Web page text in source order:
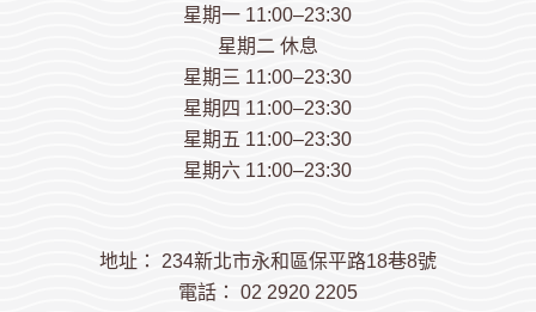
星期一 11:00–23:30
星期二 休息
星期三 11:00–23:30
星期四 11:00–23:30
星期五 11:00–23:30
星期六 11:00–23:30
地址： 234新北市永和區保平路18巷8號
電話： 02 2920 2205